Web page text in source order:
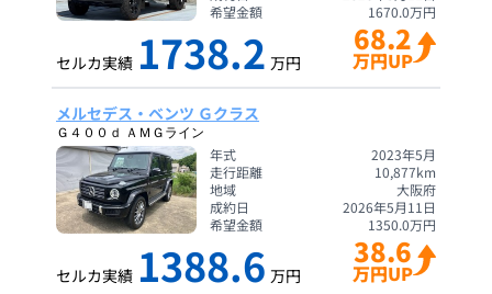
希望金額
1670.0万円
セルカ実績 1738.2 万円
68.2
万円UP
メルセデス・ベンツ Ｇクラス
Ｇ４００ｄ ＡＭＧライン
年式
2023年5月
走行距離
10,877km
地域
大阪府
成約日
2026年5月11日
希望金額
1350.0万円
セルカ実績 1388.6 万円
38.6
万円UP